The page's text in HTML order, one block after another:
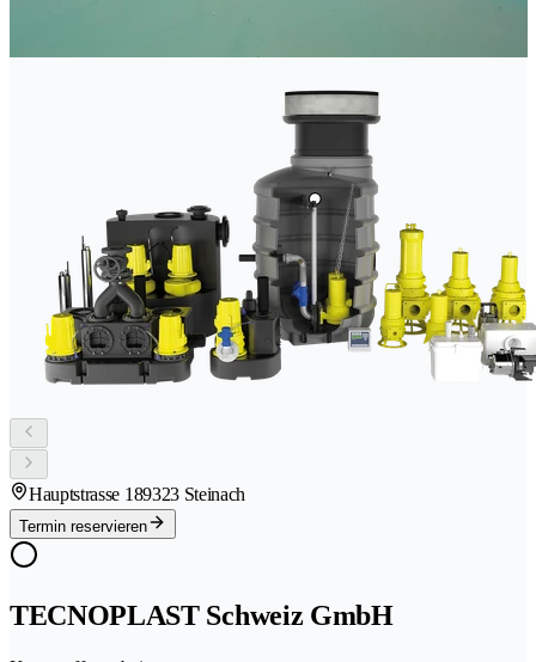
Hauptstrasse 189323 Steinach
Termin reservieren
TECNOPLAST Schweiz GmbH